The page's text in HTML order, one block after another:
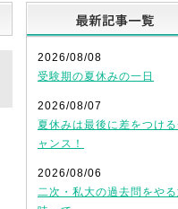
2026/08/08
受験期の夏休みの一日
2026/08/07
夏休みは最後に差をつける
ャンス！
2026/08/06
二次・私大の過去問をや